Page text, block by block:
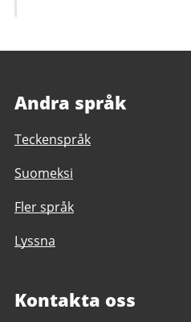
Andra språk
Teckenspråk
Suomeksi
Fler språk
Lyssna
Kontakta oss